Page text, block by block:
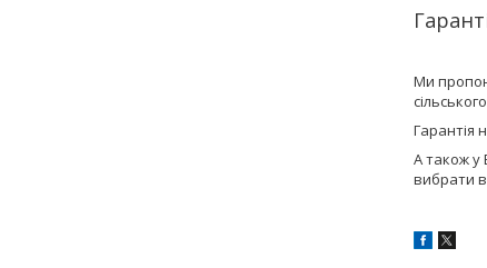
Ми
Гарантія
А також у
вибрати